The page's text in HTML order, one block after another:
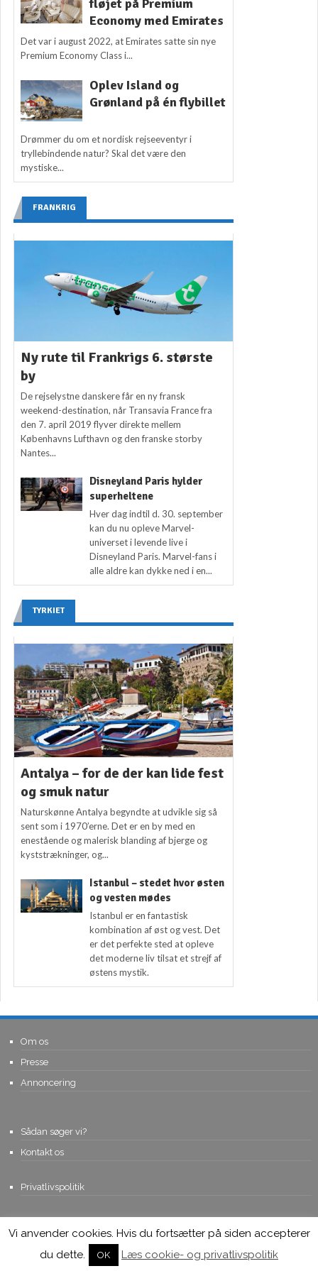
fløjet på Premium
Economy med Emirates
Det var i august 2022, at Emirates satte sin nye
Premium Economy Class i...
Oplev Island og
Grønland på én flybillet
Drømmer du om et nordisk rejseeventyr i
tryllebindende natur? Skal det være den
mystiske...
FRANKRIG
Ny rute til Frankrigs 6. største
by
De rejselystne danskere får en ny fransk
weekend-destination, når Transavia France fra
den 7. april 2019 flyver direkte mellem
Københavns Lufthavn og den franske storby
Nantes...
Disneyland Paris hylder
superheltene
Hver dag indtil d. 30. september
kan du nu opleve Marvel-
universet i levende live i
Disneyland Paris. Marvel-fans i
alle aldre kan dykke ned i en...
TYRKIET
Antalya – for de der kan lide fest
og smuk natur
Naturskønne Antalya begyndte at udvikle sig så
sent som i 1970’erne. Det er en by med en
enestående og malerisk blanding af bjerge og
kyststrækninger, og...
Istanbul – stedet hvor østen
og vesten mødes
Istanbul er en fantastisk
kombination af øst og vest. Det
er det perfekte sted at opleve
det moderne liv tilsat et strejf af
østens mystik.
Om os
Presse
Annoncering
Sådan søger vi?
Kontakt os
Privatlivspolitik
© Copyright 2015, Viviro.com ApS- Alle rettigheder forbeholdes. Vi
tager forbehold for fejlagtige priser.
Vi anvender cookies. Hvis du fortsætter på siden accepterer
du dette.
OK Læs cookie- og privatlivspolitik